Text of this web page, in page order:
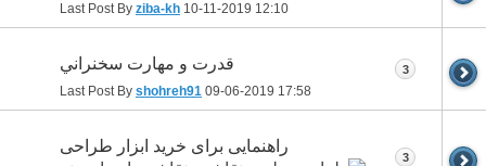
Last Post By ziba-kh 10-11-2019 12:10
قدرت و مهارت سخنراني
Last Post By shohreh91 09-06-2019 17:58
3
راهنمایی برای خرید ابزار طراحی
3